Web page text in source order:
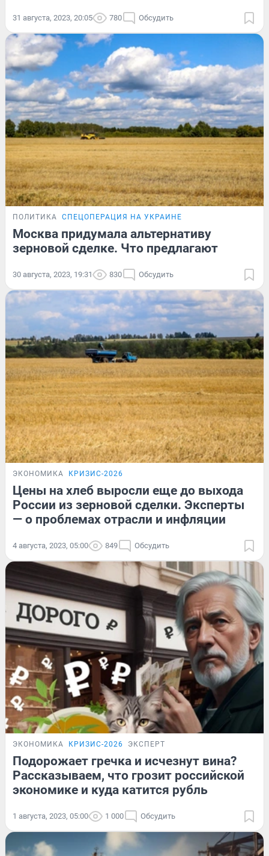
31 августа, 2023, 20:05 780 Обсудить
ПОЛИТИКА СПЕЦОПЕРАЦИЯ НА УКРАИНЕ
Москва придумала альтернативу
зерновой сделке. Что предлагают
30 августа, 2023, 19:31 830 Обсудить
ЭКОНОМИКА КРИЗИС-2026
Цены на хлеб выросли еще до выхода
России из зерновой сделки. Эксперты
— о проблемах отрасли и инфляции
4 августа, 2023, 05:00 849 Обсудить
ЭКОНОМИКА КРИЗИС-2026 ЭКСПЕРТ
Подорожает гречка и исчезнут вина?
Рассказываем, что грозит российской
экономике и куда катится рубль
1 августа, 2023, 05:00 1 000 Обсудить